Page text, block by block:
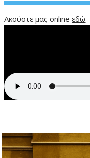
Ακούστε μας onlineεδώ